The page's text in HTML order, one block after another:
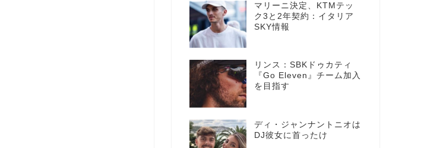
マリーニ決定、KTMテッ
ク3と2年契約：イタリア
SKY情報
リンス：SBKドゥカティ
『Go Eleven』チーム加入
を目指す
ディ・ジャンナントニオは
DJ彼女に首ったけ